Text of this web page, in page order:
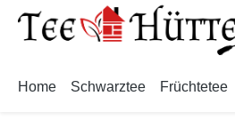
Hauptinhalt springen
Zur Suche springen
Zur Hauptnavigation springen
Home Schwarztee Früchtetee